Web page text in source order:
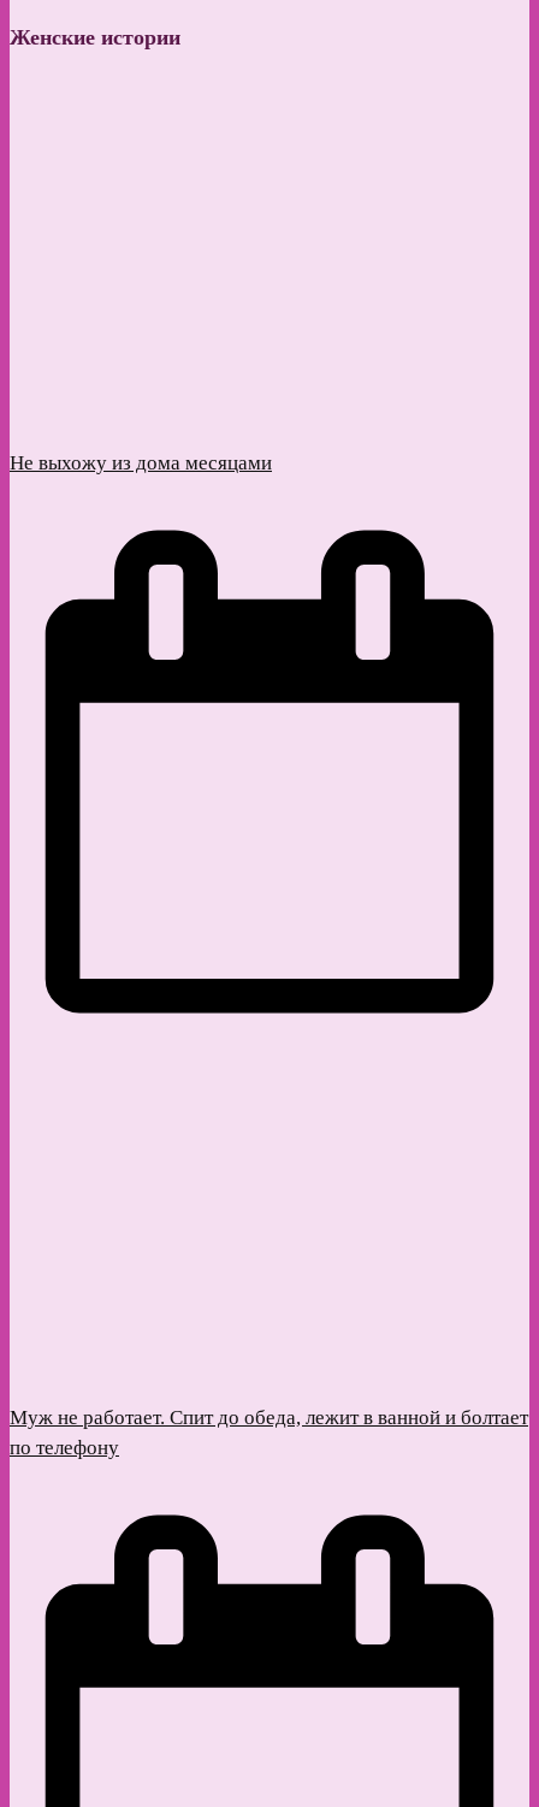
Женские истории
Не выхожу из дома месяцами
Муж не работает. Спит до обеда, лежит в ванной и болтает
по телефону